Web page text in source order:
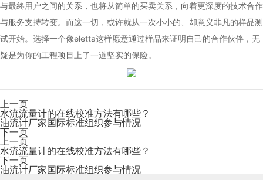
与最终用户之间的关系，也将从简单的买卖关系，向着更深度的技术合作
与服务支持转变。而这一切，或许就从一次小小的、却意义非凡的样品测
试开始。选择一个像eletta这样愿意通过样品来证明自己的合作伙伴，无
疑是为你的工程项目上了一道坚实的保险。
上一页
水流流量计的在线校准方法有哪些？
油流计厂家国际标准组织参与情况
下一页
上一页
水流流量计的在线校准方法有哪些？
下一页
油流计厂家国际标准组织参与情况